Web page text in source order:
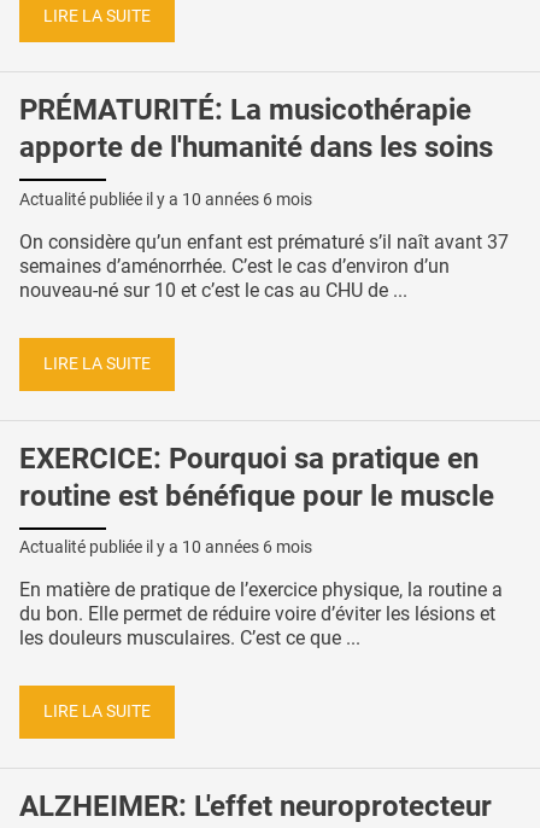
LIRE LA SUITE
PRÉMATURITÉ: La musicothérapie
apporte de l'humanité dans les soins
Actualité publiée il y a 10 années 6 mois
On considère qu’un enfant est prématuré s’il naît avant 37
semaines d’aménorrhée. C’est le cas d’environ d’un
nouveau-né sur 10 et c’est le cas au CHU de ...
LIRE LA SUITE
EXERCICE: Pourquoi sa pratique en
routine est bénéfique pour le muscle
Actualité publiée il y a 10 années 6 mois
En matière de pratique de l’exercice physique, la routine a
du bon. Elle permet de réduire voire d’éviter les lésions et
les douleurs musculaires. C’est ce que ...
LIRE LA SUITE
ALZHEIMER: L'effet neuroprotecteur